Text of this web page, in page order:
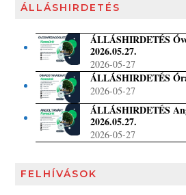
ÁLLÁSHIRDETÉS
ÁLLÁSHIRDETÉS
2026.05.27.
2026-05-27
ÁLLÁSHIRDETÉS
2026-05-27
ÁLLÁSHIRDETÉS
2026.05.27.
2026-05-27
FELHÍVÁSOK